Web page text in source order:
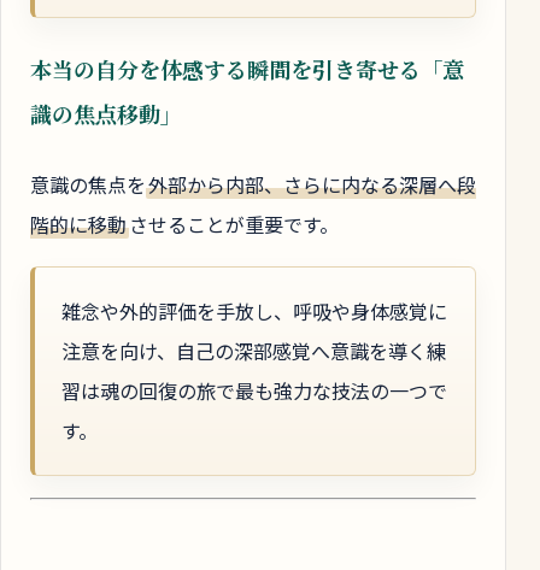
本当の自分を体感する瞬間を引き寄せる「意
識の焦点移動」
意識の焦点を外部から内部、さらに内なる深層へ段
階的に移動させることが重要です。
雑念や外的評価を手放し、呼吸や身体感覚に
注意を向け、自己の深部感覚へ意識を導く練
習は魂の回復の旅で最も強力な技法の一つで
す。